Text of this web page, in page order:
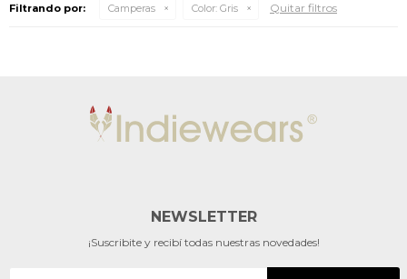
Filtrando por: Camperas Color: Gris Quitar filtros
NEWSLETTER
¡Suscribite y recibí todas nuestras novedades!